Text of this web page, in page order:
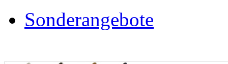
Sonderangebote